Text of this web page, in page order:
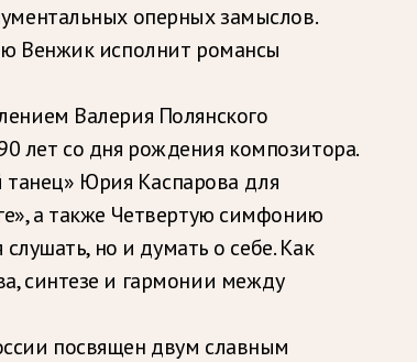
оперных замыслов.
Венжик исполнит романсы
Валерия Полянского
лет со дня рождения композитора.
Юрия Каспарова для
а также Четвертую симфонию
но и думать о себе. Как
синтезе и гармонии между
посвящен двум славным